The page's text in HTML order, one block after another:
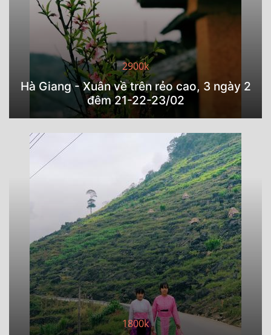
2900k
Hà Giang - Xuân về trên rẻo cao, 3 ngày 2
đêm 21-22-23/02
1800k